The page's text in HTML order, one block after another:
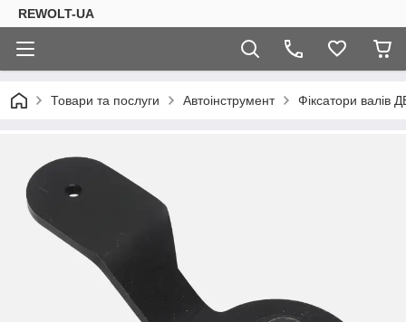
REWOLT-UA
Товари та послуги Автоінструмент Фіксатори валів